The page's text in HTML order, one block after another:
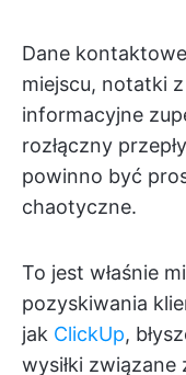
Dane
miejscu, notatki
informacyjne
rozłączny
powinno być
chaotyczne.
To jest właśnie
pozyskiwania
jak ClickUp,
wysiłki